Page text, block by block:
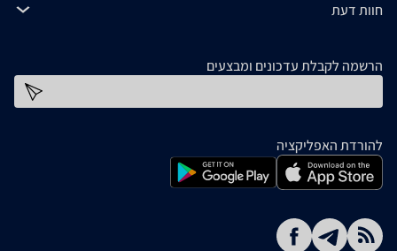
חוות דעת
הרשמה לקבלת עדכונים ומבצעים
להורדת האפליקציה